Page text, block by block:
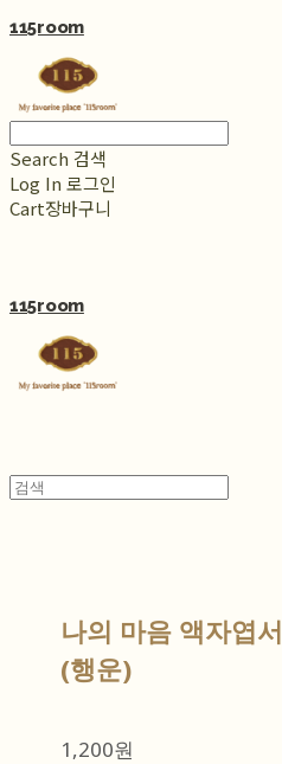
115room
Search 검색
Log In 로그인
Cart장바구니
115room
나의 마음 액자엽서
(행운)
1,200원